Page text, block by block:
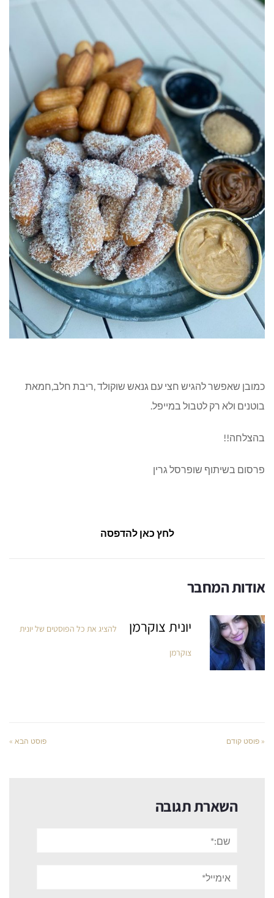
כמובן שאפשר להגיש חצי עם גנאש שוקולד ,ריבת חלב,חמאת
בוטנים ולא רק לטבול במייפל.
בהצלחה!!
פרסום בשיתוף שופרסל גרין
לחץ כאן להדפסה
אודות המחבר
יונית צוקרמן להציג את כל הפוסטים של יונית
צוקרמן
« פוסט קודם פוסט הבא »
השארת תגובה